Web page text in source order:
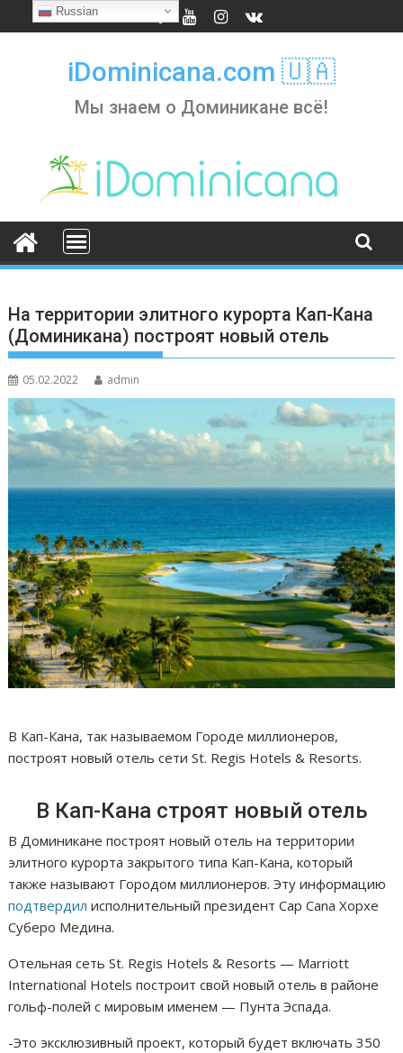
to
iDominicana.com 🇺🇦
Мы знаем о Доминикане всё!
На территории элитного курорта Кап-Кана
(Доминикана) построят новый отель
05.02.2022 admin
В Кап-Кана, так называемом Городе миллионеров,
построят новый отель сети St. Regis Hotels & Resorts.
В Кап-Кана строят новый отель
В Доминикане построят новый отель на территории
элитного курорта закрытого типа Кап-Кана, который
также называют Городом миллионеров. Эту информацию
подтвердил исполнительный президент Cap Cana Хорхе
Суберо Медина.
Отельная сеть St. Regis Hotels & Resorts — Marriott
International Hotels построит свой новый отель в районе
гольф-полей с мировым именем — Пунта Эспада.
-Это эксклюзивный проект, который будет включать 350
Russian